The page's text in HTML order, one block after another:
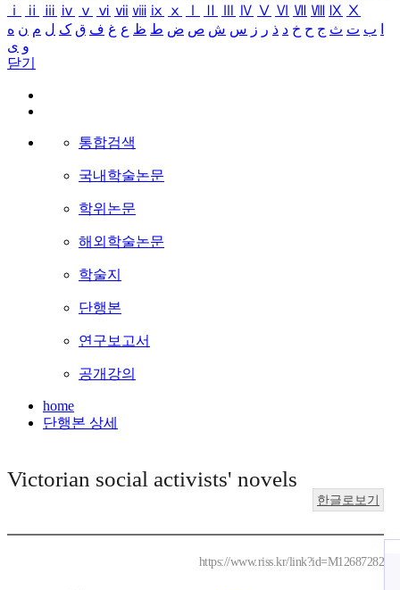
ⅰ
ⅱ ⅲ ⅳ ⅴ ⅵ ⅶ ⅷ ⅸ ⅹ Ⅳ Ⅴ Ⅵ Ⅶ Ⅷ Ⅸ Ⅹ
ب ت ث ج ح خ د ذ ر ز س ش ص ض ط ظ ع غ ف ق ک ل م ن ه
و ی
닫기
통합검색
국내학술논문
학위논문
해외학술논문
학술지
단행본
연구보고서
공개강의
home
단행본 상세
Victorian social activists' novels
한글로보기
https://www.riss.kr/link?id=M12687282